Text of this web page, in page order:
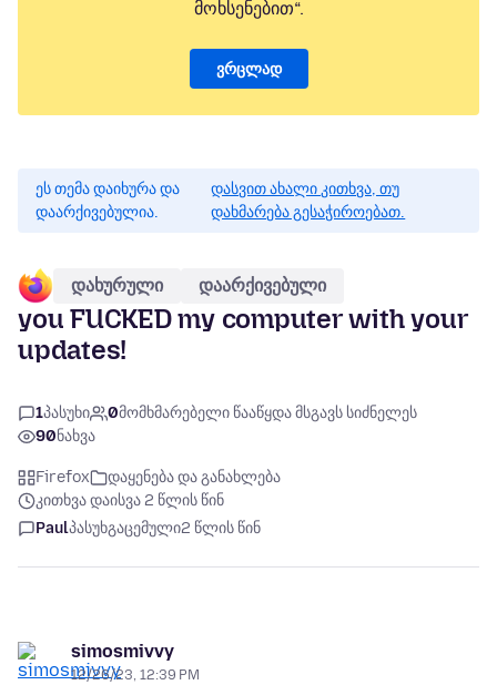
მოხსენებით“.
ვრცლად
ეს თემა დაიხურა და
დაარქივებულია.
დასვით ახალი კითხვა, თუ
დახმარება გესაჭიროებათ.
დახურული დაარქივებული
you FUCKED my computer with your
updates!
1პასუხი 0მომხმარებელი წააწყდა მსგავს სიძნელეს
90ნახვა
Firefox
დაყენება და განახლება
კითხვა დაისვა 2 წლის წინ
Paulპასუხგაცემული2 წლის წინ
simosmivvy
12/26/23, 12:39 PM